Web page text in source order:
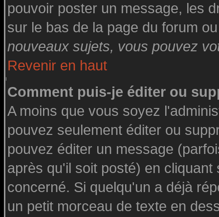
pouvoir poster un message, les
sur le bas de la page du forum
nouveaux sujets, vous pouvez
Revenir en haut
Comment puis-je éditer ou
A moins que vous soyez
pouvez seulement éditer ou
pouvez éditer un message
après qu'il soit posté) en
concerné. Si quelqu'un a déjà
un petit morceau de texte en